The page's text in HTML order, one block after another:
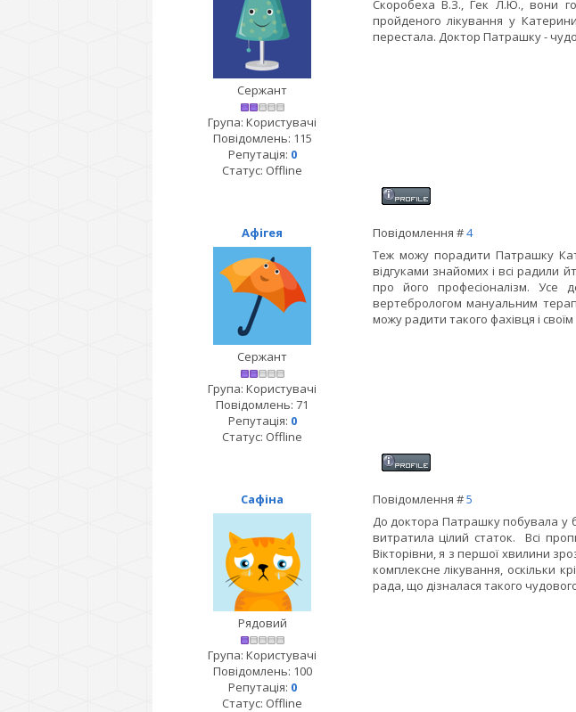
Сержант
Група: Користувачі
Повідомлень: 115
Репутація: 0
Статус: Offline
Скоробеха В.З., Гек Л.Ю., вони
пройденого лікування у
перестала. Доктор Патрашку -
Афігея Повідомлення #4
Сержант
Група: Користувачі
Повідомлень: 71
Репутація: 0
Статус: Offline
Теж можу порадити Патрашку
відгуками знайомих і всі радили
про його професіоналізм. Усе
вертебрологом мануальним
можу радити такого фахівця і
Сафіна Повідомлення #5
Рядовий
Група: Користувачі
Повідомлень: 100
Репутація: 0
Статус: Offline
До доктора Патрашку побувала у
витратила цілий статок. Всі
Вікторівни, я з першої хвилини
комплексне лікування, оскільки
рада, що дізналася такого